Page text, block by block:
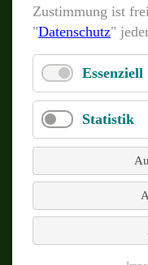
Zustimmung ist
"Datenschutz"
Essenziell
Statistik